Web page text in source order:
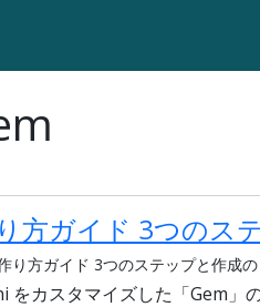
方ガイド 3つのス
り方ガイド 3つのステップと作成
をカスタマイズした「Gem」